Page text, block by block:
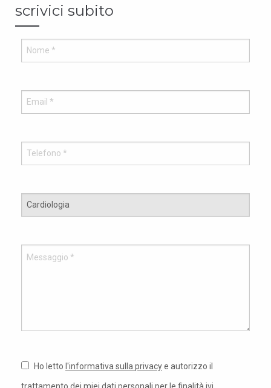
scrivici subito
Ho letto l'informativa sulla privacye autorizzo il
trattamento dei miei dati personali per le finalità ivi